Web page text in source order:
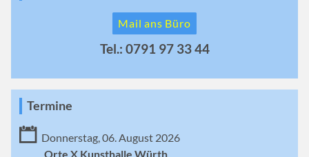
Mail ans Büro
Tel.: 0791 97 33 44
Termine
Donnerstag, 06. August 2026
Orte X Kunsthalle Würth